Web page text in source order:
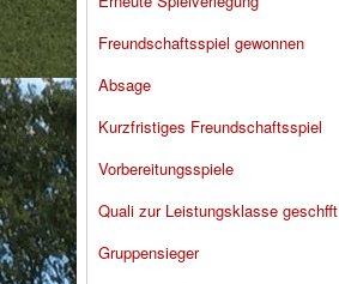
Freundschaftsspiel gewonnen
Absage
Kurzfristiges Freundschaftsspiel
Vorbereitungsspiele
Quali zur Leistungsklasse geschfft
Gruppensieger